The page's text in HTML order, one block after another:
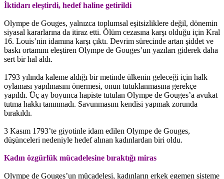
İktidarı eleştirdi, hedef haline getirildi
Olympe de Gouges, yalnızca toplumsal eşitsizliklere değil, dönemin
siyasal kararlarına da itiraz etti. Ölüm cezasına karşı olduğu için Kral
16. Louis’nin idamına karşı çıktı. Devrim sürecinde artan şiddet ve
baskı ortamını eleştiren Olympe de Gouges’un yazıları giderek daha
sert bir hal aldı.
1793 yılında kaleme aldığı bir metinde ülkenin geleceği için halk
oylaması yapılmasını önermesi, onun tutuklanmasına gerekçe
yapıldı. Üç ay boyunca hapiste tutulan Olympe de Gouges’a avukat
tutma hakkı tanınmadı. Savunmasını kendisi yapmak zorunda
bırakıldı.
3 Kasım 1793’te giyotinle idam edilen Olympe de Gouges,
düşünceleri nedeniyle hedef alınan kadınlardan biri oldu.
Kadın özgürlük mücadelesine bıraktığı miras
Olympe de Gouges’un mücadelesi, kadınların erkek egemen sisteme